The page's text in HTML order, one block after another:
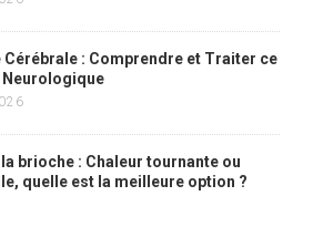
Cérébrale : Comprendre et Traiter ce
brioche : Chaleur tournante ou
quelle est la meilleure option ?